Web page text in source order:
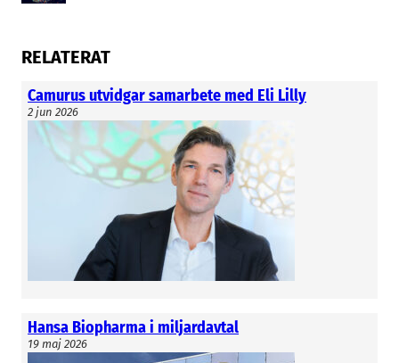
RELATERAT
Camurus utvidgar samarbete med Eli Lilly
2 jun 2026
Hansa Biopharma i miljardavtal
19 maj 2026